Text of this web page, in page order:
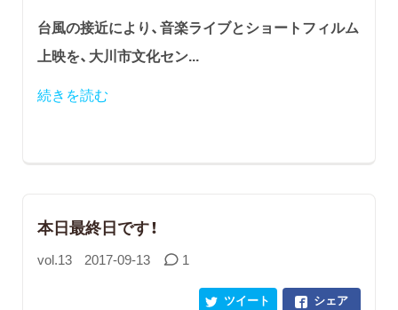
台風の接近により、音楽ライブとショートフィルム
上映を、大川市文化セン...
続きを読む
本日最終日です！
vol.13 2017-09-13 1
シェア
ツイート